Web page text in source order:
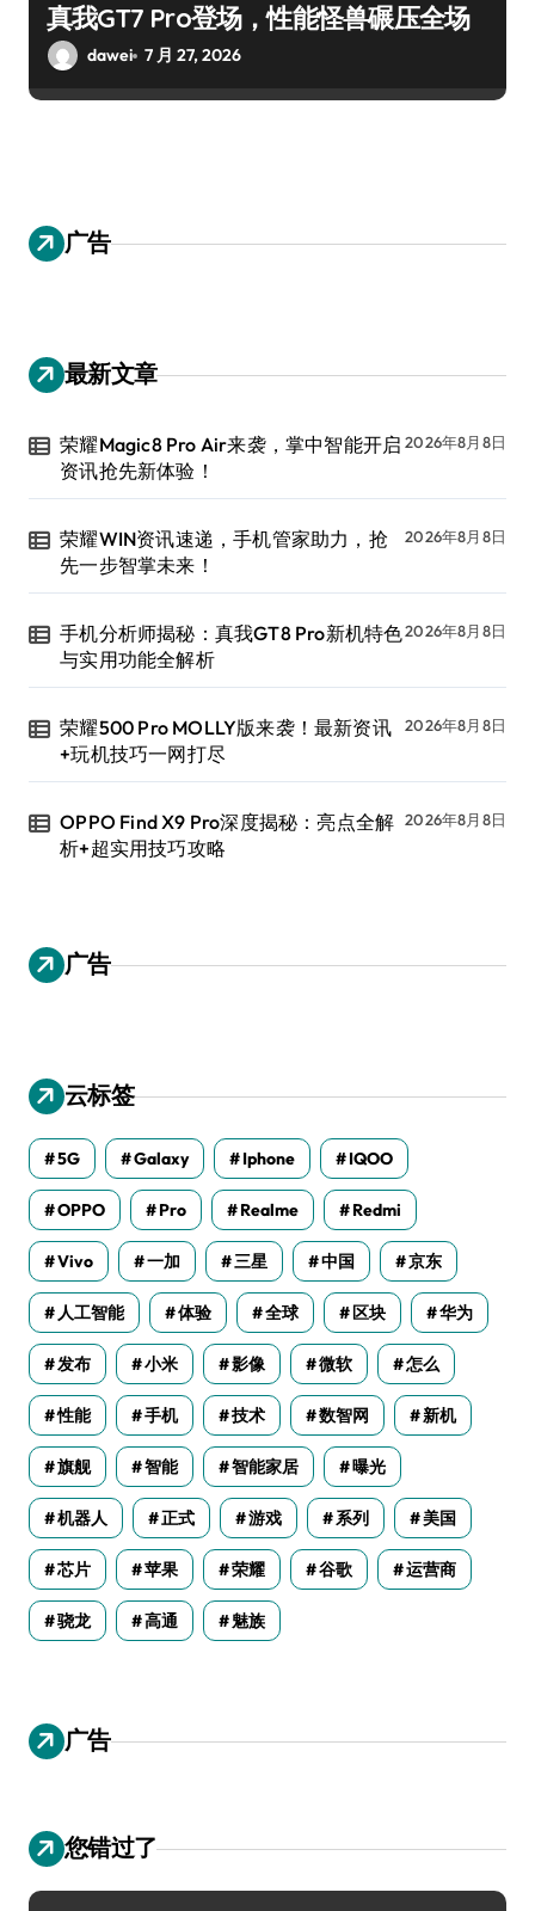
真我GT7 Pro登场，性能怪兽碾压全场
dawei 7 月 27, 2026
广告
最新文章
荣耀Magic8 Pro Air来袭，掌中智能开启
资讯抢先新体验！
2026年8月8日
荣耀WIN资讯速递，手机管家助力，抢
先一步智掌未来！
2026年8月8日
手机分析师揭秘：真我GT8 Pro新机特色
与实用功能全解析
2026年8月8日
荣耀500 Pro MOLLY版来袭！最新资讯
+玩机技巧一网打尽
2026年8月8日
OPPO Find X9 Pro深度揭秘：亮点全解
析+超实用技巧攻略
2026年8月8日
广告
云标签
5G Galaxy Iphone IQOO
OPPO Pro Realme Redmi
Vivo 一加 三星 中国 京东
人工智能 体验 全球 区块 华为
发布 小米 影像 微软 怎么
性能 手机 技术 数智网 新机
旗舰 智能 智能家居 曝光
机器人 正式 游戏 系列 美国
芯片 苹果 荣耀 谷歌 运营商
骁龙 高通 魅族
广告
您错过了